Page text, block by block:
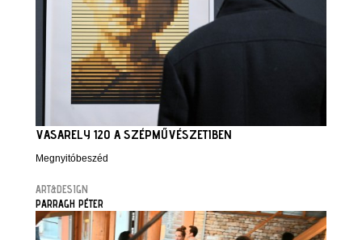
VASARELY 120 A SZÉPMŰVÉSZETIBEN
Megnyitóbeszéd
ART&DESIGN
PARRAGH PÉTER